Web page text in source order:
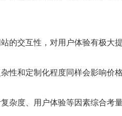
的交互性，对用户体验有极大
性和定制化程度同样会影响价格
杂度、用户体验等因素综合考